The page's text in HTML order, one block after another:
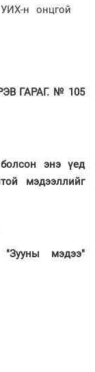
н онцгой
ГАРАГ. № 105
энэ үед
мэдээллийг
мэдээ"